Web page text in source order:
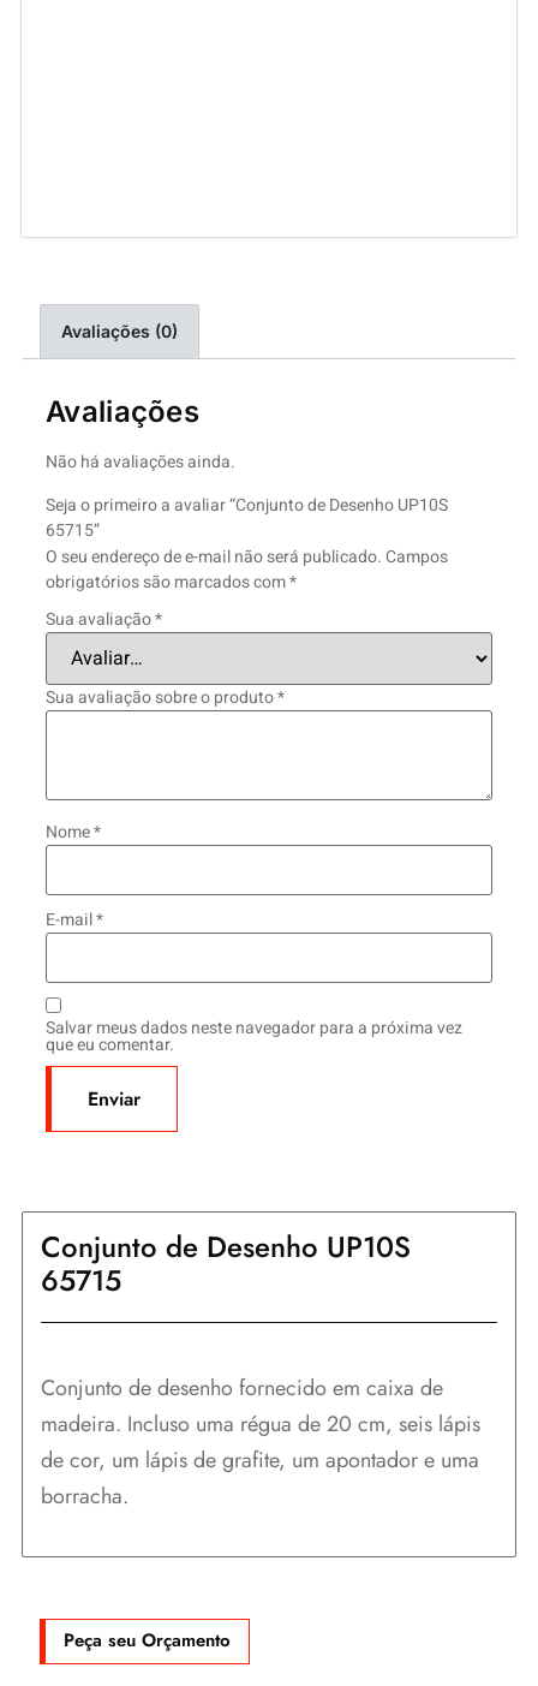
Avaliações (0)
Avaliações
Não há avaliações ainda.
Seja o primeiro a avaliar “Conjunto de Desenho UP10S
65715”
O seu endereço de e-mail não será publicado.Campos
obrigatórios são marcados com*
Sua avaliação*
Sua avaliação sobre o produto*
Nome*
E-mail*
Salvar meus dados neste navegador para a próxima vez
que eu comentar.
Conjunto de Desenho UP10S
65715
Conjunto de desenho fornecido em caixa de
madeira. Incluso uma régua de 20 cm, seis lápis
de cor, um lápis de grafite, um apontador e uma
borracha.
Peça seu Orçamento